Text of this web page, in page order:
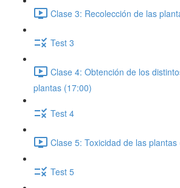
Clase 3: Recolección de las
Test 3
Clase 4: Obtención de los
plantas (17:00)
Test 4
Clase 5: Toxicidad de las plantas
Test 5